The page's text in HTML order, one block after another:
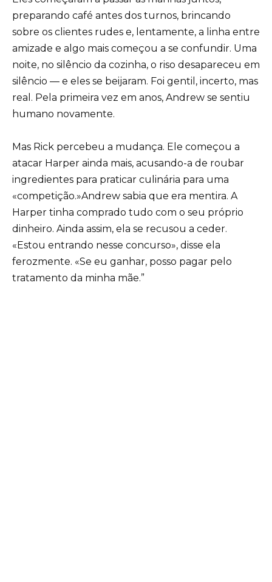
preparando café antes dos turnos, brincando
sobre os clientes rudes e, lentamente, a linha entre
amizade e algo mais começou a se confundir. Uma
noite, no silêncio da cozinha, o riso desapareceu em
silêncio — e eles se beijaram. Foi gentil, incerto, mas
real. Pela primeira vez em anos, Andrew se sentiu
humano novamente.
Mas Rick percebeu a mudança. Ele começou a
atacar Harper ainda mais, acusando-a de roubar
ingredientes para praticar culinária para uma
«competição.»Andrew sabia que era mentira. A
Harper tinha comprado tudo com o seu próprio
dinheiro. Ainda assim, ela se recusou a ceder.
«Estou entrando nesse concurso», disse ela
ferozmente. «Se eu ganhar, posso pagar pelo
tratamento da minha mãe.”